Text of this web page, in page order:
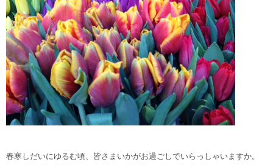
春寒しだいにゆるむ頃、皆さまいかがお過ごしでいらっしゃいますか。